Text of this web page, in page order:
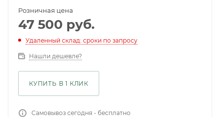
Розничная цена
47 500 руб.
Удаленный склад: сроки по запросу
Нашли дешевле?
КУПИТЬ В 1 КЛИК
Самовывоз сегодня - бесплатно